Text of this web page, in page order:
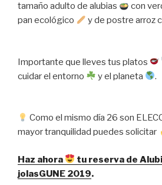
tamaño adulto de alubias
con
pan ecológico
y de postre arroz
Importante que lleves tus platos
cuidar el entorno
y el planeta .
Como el mismo día 26 son
mayor tranquilidad puedes solicitar
Haz ahora
tu reserva de
jolasGUNE 2019.